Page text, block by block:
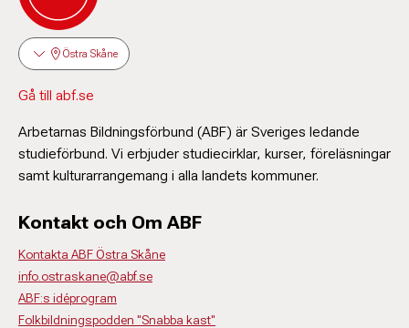
Östra Skåne
Gå till abf.se
Arbetarnas Bildningsförbund (ABF) är Sveriges ledande
studieförbund. Vi erbjuder studiecirklar, kurser, föreläsningar
samt kulturarrangemang i alla landets kommuner.
Kontakt och Om ABF
Kontakta ABF Östra Skåne
info.ostraskane@abf.se
ABF:s idéprogram
Folkbildningspodden "Snabba kast"